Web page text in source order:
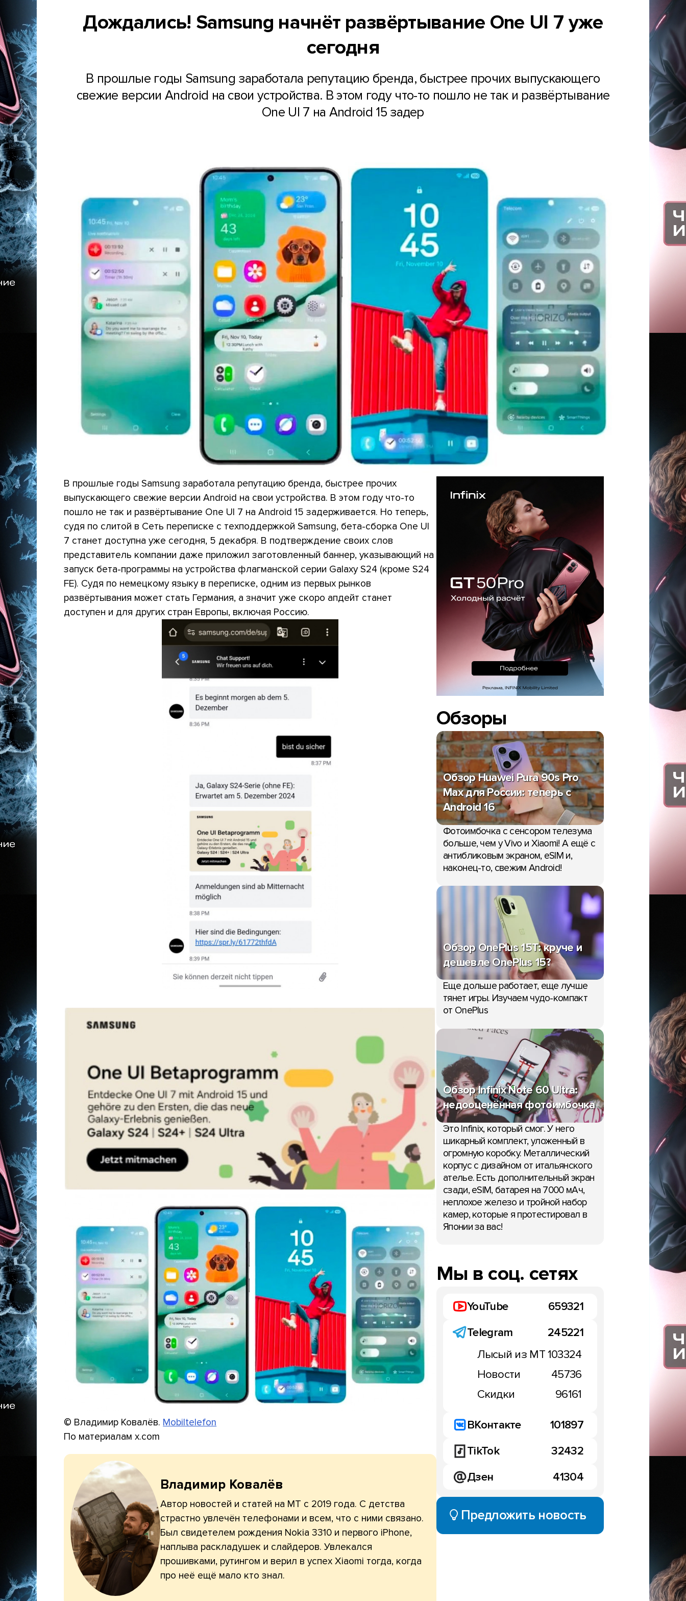
Дождались! Samsung начнёт развёртывание One UI 7 уже
сегодня
В прошлые годы Samsung заработала репутацию бренда, быстрее прочих выпускающего
свежие версии Android на свои устройства. В этом году что-то пошло не так и развёртывание
One UI 7 на Android 15 задер
В прошлые годы Samsung заработала репутацию бренда, быстрее прочих
выпускающего свежие версии Android на свои устройства. В этом году что-то
пошло не так и развёртывание One UI 7 на Android 15 задерживается. Но теперь,
судя по слитой в Сеть переписке с техподдержкой Samsung, бета-сборка One UI
7 станет доступна уже сегодня, 5 декабря. В подтверждение своих слов
представитель компании даже приложил заготовленный баннер, указывающий на
запуск бета-программы на устройства флагманской серии Galaxy S24 (кроме S24
FE). Судя по немецкому языку в переписке, одним из первых рынков
развёртывания может стать Германия, а значит уже скоро апдейт станет
доступен и для других стран Европы, включая Россию.
© Владимир Ковалёв. Mobiltelefon
По материалам x.com
Владимир Ковалёв
Автор новостей и статей на МТ с 2019 года. С детства
страстно увлечён телефонами и всем, что с ними связано.
Был свидетелем рождения Nokia 3310 и первого iPhone,
наплыва раскладушек и слайдеров. Увлекался
прошивками, рутингом и верил в успех Xiaomi тогда, когда
про неё ещё мало кто знал.
Обзоры
Обзор Huawei Pura 90s Pro
Max для России: теперь с
Android 16
Фотоимбочка с сенсором телезума
больше, чем у Vivo и Xiaomi! А ещё с
антибликовым экраном, eSIM и,
наконец-то, свежим Android!
Обзор OnePlus 15T: круче и
дешевле OnePlus 15?
Еще дольше работает, еще лучше
тянет игры. Изучаем чудо-компакт
от OnePlus
Обзор Infinix Note 60 Ultra:
недооценённая фотоимбочка
Это Infinix, который смог. У него
шикарный комплект, уложенный в
огромную коробку. Металлический
корпус с дизайном от итальянского
ателье. Есть дополнительный экран
сзади, eSIM, батарея на 7000 мАч,
неплохое железо и тройной набор
камер, которые я протестировал в
Японии за вас!
Мы в соц. сетях
YouTube
659321
Telegram
245221
Лысый из МТ103324
Новости
45736
Скидки
96161
ВКонтакте
101897
TikTok
32432
Дзен
41304
Предложить новость